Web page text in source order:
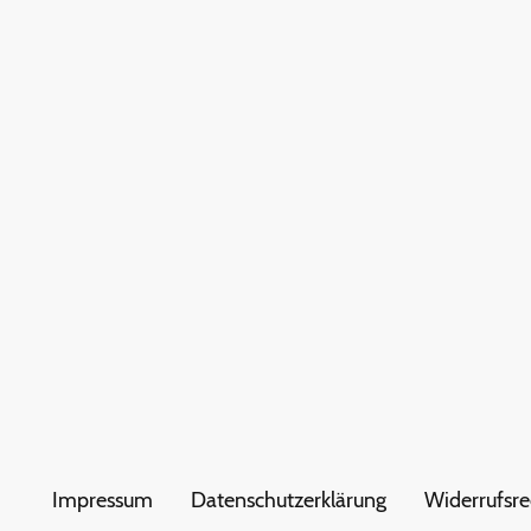
Impressum Datenschutzerklärung